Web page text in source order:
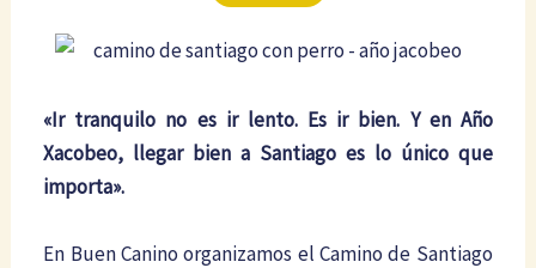
«Ir tranquilo no es ir lento. Es ir bien. Y en Año
Xacobeo, llegar bien a Santiago es lo único que
importa».
En Buen Canino organizamos el Camino de Santiago